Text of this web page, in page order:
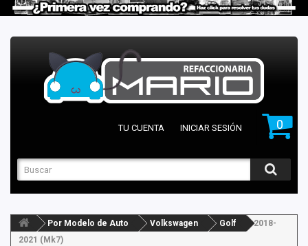
0
TU CUENTA INICIAR SESIÓN
Por Modelo de Auto Volkswagen Golf
2018-
2021 (Mk7)